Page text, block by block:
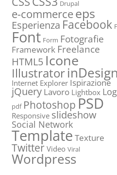
Drupal
e-commerceeps
Esperienza Facebook
Font Form Fotografie
Framework Freelance
HTML5 Icone
IllustratorinDesign
Internet Explorer Ispirazione
jQuery Lavoro Lightbox
pdf PhotoshopPSD
Responsive slideshow
Social Network
Template Texture
TwitterVideo Viral
Wordpress